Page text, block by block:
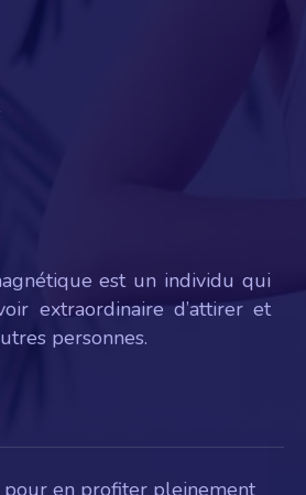
est un individu qui
extraordinaire d’attirer et
personnes.
pour en profiter pleinement